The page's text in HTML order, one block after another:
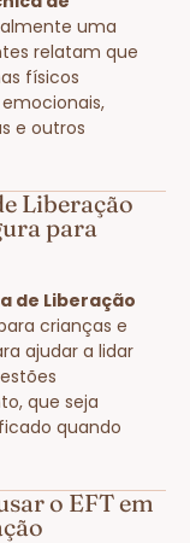
uma
relatam que
físicos
e outros
Liberação
para
de Liberação
crianças e
ajudar a lidar
que seja
quando
o EFT em